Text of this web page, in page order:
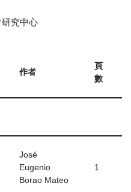
究中心
作者
頁
數
José
Eugenio
Borao Mateo
1